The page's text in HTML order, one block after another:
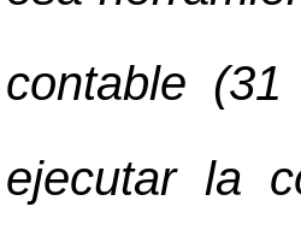
contable
ejecutar la